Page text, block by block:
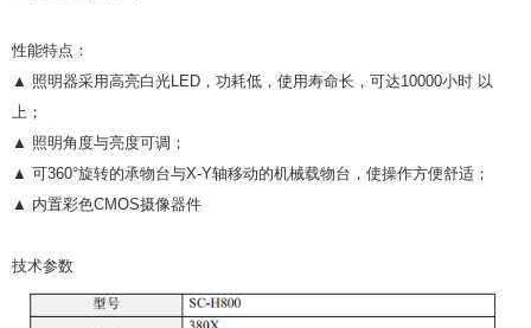
性能特点：
▲ 照明器采用高亮白光LED，功耗低，使用寿命长，可达10000小时 以
上；
▲ 照明角度与亮度可调；
▲ 可360°旋转的承物台与X-Y轴移动的机械载物台，使操作方便舒适；
▲ 内置彩色CMOS摄像器件
技术参数